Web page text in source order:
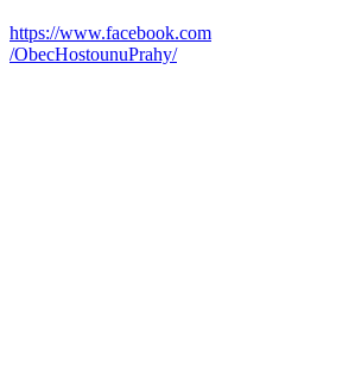
https://www.facebook.com
/ObecHostounuPrahy/